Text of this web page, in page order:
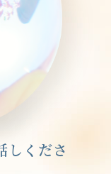
しくださ